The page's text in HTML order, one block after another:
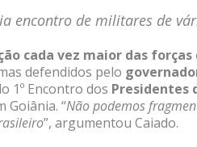
encontro de militares de
cada vez maior das forças
defendidos pelo
1º Encontro dos Presidentes
Goiânia. “Não podemos
”, argumentou Caiado.